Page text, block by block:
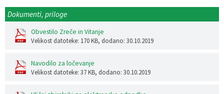
Dokumenti, priloge
Obvestilo Zreče in Vitanje
Velikost datoteke: 170 KB, dodano: 30.10.2019
Navodilo za ločevanje
Velikost datoteke: 37 KB, dodano: 30.10.2019